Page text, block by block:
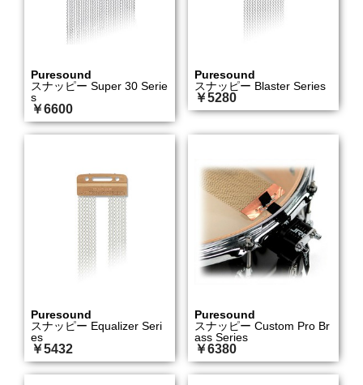
Puresound
スナッピー Super 30 Serie
s
￥6600
Puresound
スナッピー Blaster Series
￥5280
Puresound
スナッピー Equalizer Seri
es
￥5432
Puresound
スナッピー Custom Pro Br
ass Series
￥6380